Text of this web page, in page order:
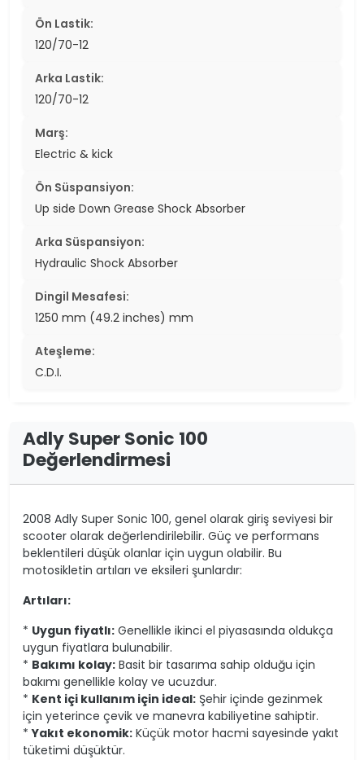
Ön Lastik:
120/70-12
Arka Lastik:
120/70-12
Marş:
Electric & kick
Ön Süspansiyon:
Up side Down Grease Shock Absorber
Arka Süspansiyon:
Hydraulic Shock Absorber
Dingil Mesafesi:
1250 mm (49.2 inches) mm
Ateşleme:
C.D.I.
Adly Super Sonic 100
Değerlendirmesi
2008 Adly Super Sonic 100, genel olarak giriş seviyesi bir
scooter olarak değerlendirilebilir. Güç ve performans
beklentileri düşük olanlar için uygun olabilir. Bu
motosikletin artıları ve eksileri şunlardır:
Artıları:
* Uygun fiyatlı: Genellikle ikinci el piyasasında oldukça
uygun fiyatlara bulunabilir.
* Bakımı kolay: Basit bir tasarıma sahip olduğu için
bakımı genellikle kolay ve ucuzdur.
* Kent içi kullanım için ideal: Şehir içinde gezinmek
için yeterince çevik ve manevra kabiliyetine sahiptir.
*Yakıt ekonomik: Küçük motor hacmi sayesinde yakıt
tüketimi düşüktür.